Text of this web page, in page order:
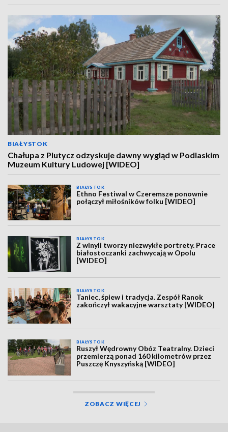
BIAŁYSTOK
Chałupa z Plutycz odzyskuje dawny wygląd w Podlaskim
Muzeum Kultury Ludowej [WIDEO]
BIAŁYSTOK
Ethno Festiwal w Czeremsze ponownie
połączył miłośników folku [WIDEO]
BIAŁYSTOK
Z winyli tworzy niezwykłe portrety. Prace
białostoczanki zachwycają w Opolu
[WIDEO]
BIAŁYSTOK
Taniec, śpiew i tradycja. Zespół Ranok
zakończył wakacyjne warsztaty [WIDEO]
BIAŁYSTOK
Ruszył Wędrowny Obóz Teatralny. Dzieci
przemierzą ponad 160 kilometrów przez
Puszczę Knyszyńską [WIDEO]
ZOBACZ WIĘCEJ